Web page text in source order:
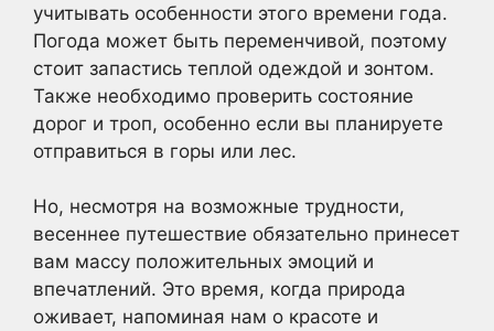
учитывать особенности этого времени года.
Погода может быть переменчивой, поэтому
стоит запастись теплой одеждой и зонтом.
Также необходимо проверить состояние
дорог и троп, особенно если вы планируете
отправиться в горы или лес.
Но, несмотря на возможные трудности,
весеннее путешествие обязательно принесет
вам массу положительных эмоций и
впечатлений. Это время, когда природа
оживает, напоминая нам о красоте и